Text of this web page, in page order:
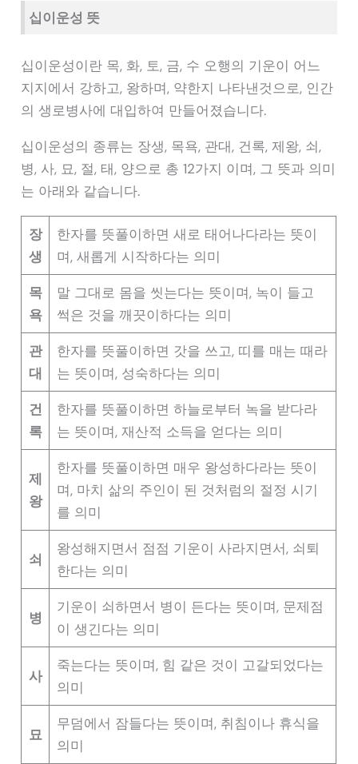
십이운성 뜻
십이운성이란 목, 화, 토, 금, 수 오행의 기운이 어느
지지에서 강하고, 왕하며, 약한지 나타낸것으로, 인간
의 생로병사에 대입하여 만들어졌습니다.
십이운성의 종류는 장생, 목욕, 관대, 건록, 제왕, 쇠,
병, 사, 묘, 절, 태, 양으로 총 12가지 이며, 그 뜻과 의미
는 아래와 같습니다.
장
생
한자를 뜻풀이하면 새로 태어나다라는 뜻이
며, 새롭게 시작하다는 의미
목
욕
말 그대로 몸을 씻는다는 뜻이며, 녹이 들고
썩은 것을 깨끗이하다는 의미
관
대
한자를 뜻풀이하면 갓을 쓰고, 띠를 매는 때라
는 뜻이며, 성숙하다는 의미
건
록
한자를 뜻풀이하면 하늘로부터 녹을 받다라
는 뜻이며, 재산적 소득을 얻다는 의미
제
왕
한자를 뜻풀이하면 매우 왕성하다라는 뜻이
며, 마치 삶의 주인이 된 것처럼의 절정 시기
를 의미
쇠
왕성해지면서 점점 기운이 사라지면서, 쇠퇴
한다는 의미
병
기운이 쇠하면서 병이 든다는 뜻이며, 문제점
이 생긴다는 의미
사
죽는다는 뜻이며, 힘 같은 것이 고갈되었다는
의미
묘
무덤에서 잠들다는 뜻이며, 취침이나 휴식을
의미